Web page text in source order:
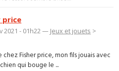
price
2021 - 01h22 — Jeux et jouets >
Fisher price, mon fils jouais avec
qui bouge le ...